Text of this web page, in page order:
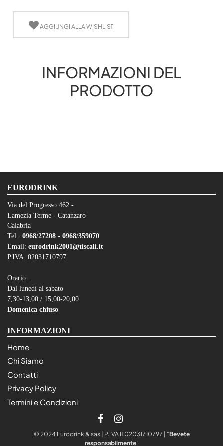
AGGIUNGI ALLA WISHLIST
INFORMAZIONI DEL
PRODOTTO
EURODRINK
Via del Progresso 462 -
Lamezia Terme - Catanzaro
Calabria
Tel: 0968/27208 - 0968/359070
Email: eurodrink2001@tiscali.it
P.IVA: 02031710797
Orario:
Dal lunedì al sabato
7,30-13,00 / 15,00-20,00
Domenica chiuso
INFORMAZIONI
Home
Chi Siamo
Contatti
Privacy Policy
Termini e Condizioni
© 2024 Eurodrink & sas | P. IVA IT02031710797 | "Bevete
responsabilmente"